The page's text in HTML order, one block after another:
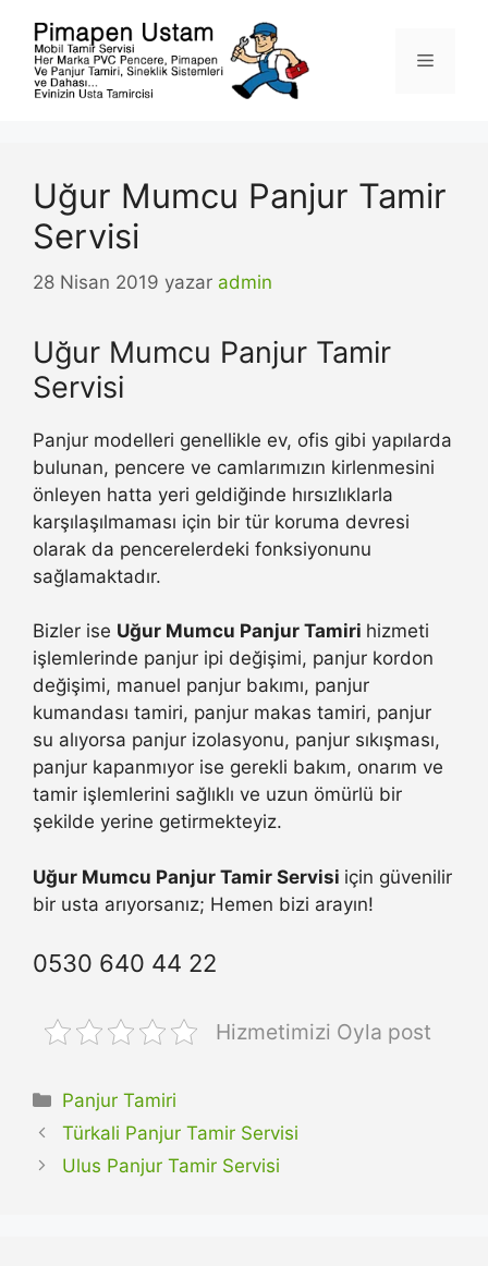
Menü
Uğur Mumcu Panjur Tamir
Servisi
28 Nisan 2019 yazar admin
Uğur Mumcu Panjur Tamir
Servisi
Panjur modelleri genellikle ev, ofis gibi yapılarda
bulunan, pencere ve camlarımızın kirlenmesini
önleyen hatta yeri geldiğinde hırsızlıklarla
karşılaşılmaması için bir tür koruma devresi
olarak da pencerelerdeki fonksiyonunu
sağlamaktadır.
Bizler ise Uğur Mumcu Panjur Tamiri hizmeti
işlemlerinde panjur ipi değişimi, panjur kordon
değişimi, manuel panjur bakımı, panjur
kumandası tamiri, panjur makas tamiri, panjur
su alıyorsa panjur izolasyonu, panjur sıkışması,
panjur kapanmıyor ise gerekli bakım, onarım ve
tamir işlemlerini sağlıklı ve uzun ömürlü bir
şekilde yerine getirmekteyiz.
Uğur Mumcu Panjur Tamir Servisi için güvenilir
bir usta arıyorsanız; Hemen bizi arayın!
0530 640 44 22
Hizmetimizi Oyla post
Kategoriler
Panjur Tamiri
Türkali Panjur Tamir Servisi
Ulus Panjur Tamir Servisi